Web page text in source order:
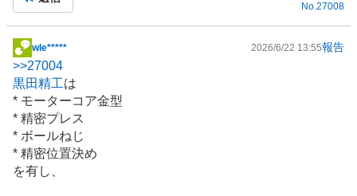
No.27008
掲
示
板
事
wle***** 2026/6/22 13:55報告
>>27004
黒田精工は
* モーターコア金型
* 精密プレス
* ボールねじ
* 精密位置決め
を有し、